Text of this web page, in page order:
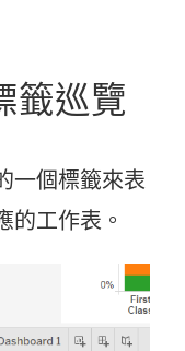
籤巡覽
一個標籤來表
的工作表。